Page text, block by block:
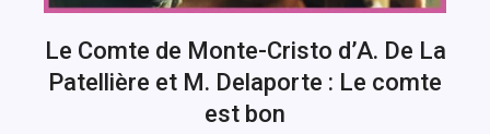
Le Comte de Monte-Cristo d’A. De La
Patellière et M. Delaporte : Le comte
est bon